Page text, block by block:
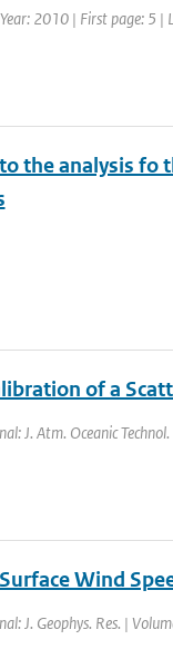
2010 | First page: 5 |
the analysis fo
of a
J. Atm. Oceanic
Wind
J. Geophys. Res. |